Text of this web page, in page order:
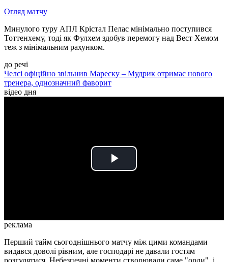
Огляд матчу
Минулого туру АПЛ Крістал Пелас мінімально поступився
Тоттенхему, тоді як Фулхем здобув перемогу над Вест Хемом
теж з мінімальним рахунком.
до речі
Челсі офіційно звільнив Мареску – Мудрик отримає нового
тренера, однозначний фаворит
відео дня
Play
реклама
Перший тайм сьогоднішнього матчу між цими командами
видався доволі рівним, але господарі не давали гостям